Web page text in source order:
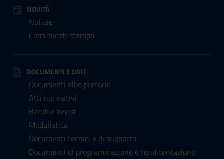
NOVITÀ
Notizie
Comunicati stampa
DOCUMENTI E DATI
Documenti albo pretorio
Atti normativi
Bandi e avvisi
Modulistica
Documenti tecnici e di supporto
Documenti di programmazione e rendicontazione